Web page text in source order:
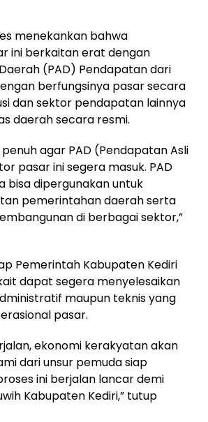
menekankan bahwa
ini berkaitan erat dengan
(PAD) Pendapatan dari
berfungsinya pasar secara
dan sektor pendapatan lainnya
daerah secara resmi.
agar PAD (Pendapatan Asli
pasar ini segera masuk. PAD
bisa dipergunakan untuk
pemerintahan daerah serta
di berbagai sektor,”
Pemerintah Kabupaten Kediri
dapat segera menyelesaikan
maupun teknis yang
pasar.
ekonomi kerakyatan akan
dari unsur pemuda siap
ini berjalan lancar demi
Kabupaten Kediri,” tutup